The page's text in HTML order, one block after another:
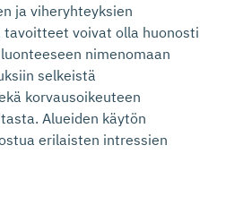
ja viheryhteyksien
tavoitteet voivat olla huonosti
nimenomaan
selkeistä
korvausoikeuteen
Alueiden käytön
erilaisten intressien